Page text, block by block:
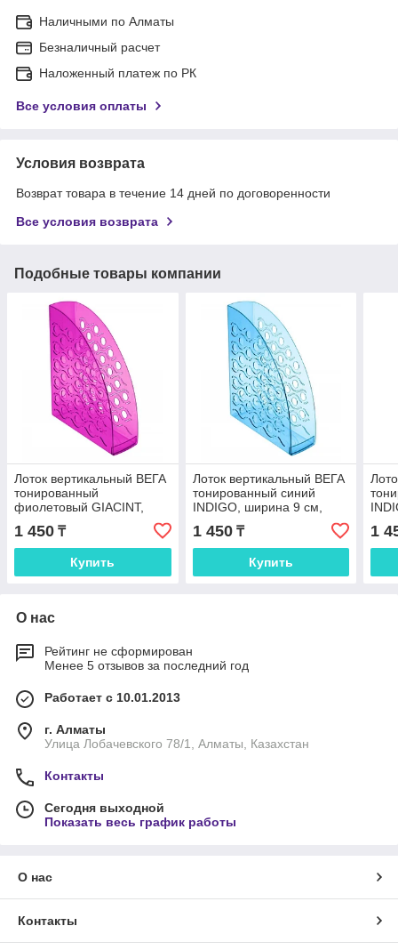
Наличными по Алматы
Безналичный расчет
Наложенный платеж по РК
Все условия оплаты
Условия возврата
Возврат товара в течение 14 дней по договоренности
Все условия возврата
Подобные товары компании
Лоток вертикальный ВЕГА
тонированный
фиолетовый GIACINT,
ширина 9 см, СТАММ
1 450 ₸
Купить
Лоток вертикальный ВЕГА
тонированный синий
INDIGO, ширина 9 см,
СТАММ
1 450₸
Купить
1
О нас
Рейтинг не сформирован
Менее 5 отзывов за последний год
Работает с 10.01.2013
г. Алматы
Улица Лобачевского 78/1, Алматы, Казахстан
Контакты
Сегодня выходной
Показать весь график работы
О нас
Контакты